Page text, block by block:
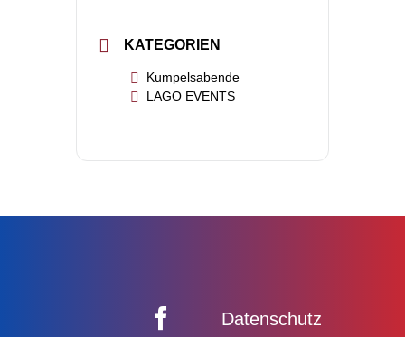
KATEGORIEN
Kumpelsabende
LAGO EVENTS
Datenschutz